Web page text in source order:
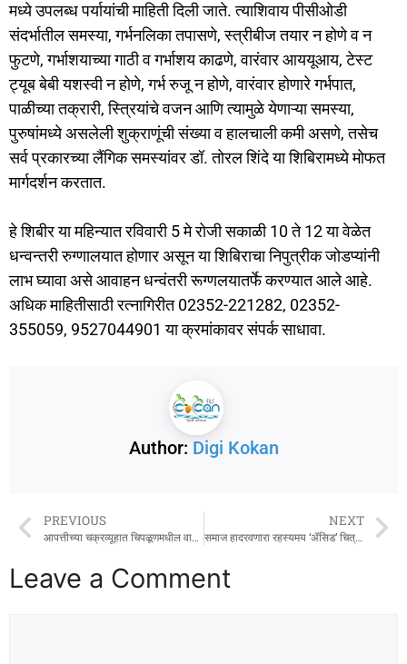
मध्ये उपलब्ध पर्यायांची माहिती दिली जाते. त्याशिवाय पीसीओडी
संदर्भातील समस्या, गर्भनलिका तपासणे, स्त्रीबीज तयार न होणे व न
फुटणे, गर्भाशयाच्या गाठी व गर्भाशय काढणे, वारंवार आययूआय, टेस्ट
ट्यूब बेबी यशस्वी न होणे, गर्भ रुजू न होणे, वारंवार होणारे गर्भपात,
पाळीच्या तक्रारी, स्त्रियांचे वजन आणि त्यामुळे येणाऱ्या समस्या,
पुरुषांमध्ये असलेली शुक्राणूंची संख्या व हालचाली कमी असणे, तसेच
सर्व प्रकारच्या लैंगिक समस्यांवर डॉ. तोरल शिंदे या शिबिरामध्ये मोफत
मार्गदर्शन करतात.
हे शिबीर या महिन्यात रविवारी 5 मे रोजी सकाळी 10 ते 12 या वेळेत
धन्वन्तरी रुग्णालयात होणार असून या शिबिराचा निपुत्रीक जोडप्यांनी
लाभ घ्यावा असे आवाहन धन्वंतरी रूग्णलयातर्फे करण्यात आले आहे.
अधिक माहितीसाठी रत्नागिरीत 02352-221282, 02352-
355059, 9527044901 या क्रमांकावर संपर्क साधावा.
Author: Digi Kokan
PREVIOUS
आपत्तीच्या चक्रव्यूहात चिपळूणमधील वाशिष्ठीने वेढलेले बेट बनतेय समृद्धीचे बेट!
NEXT
समाज हादरवणारा रहस्यमय ‘ॲसिड’ चित्रपटाचा अल्ट्रा झकासवर वर्ल्ड डिजिटल प्रीमियर!
Leave a Comment